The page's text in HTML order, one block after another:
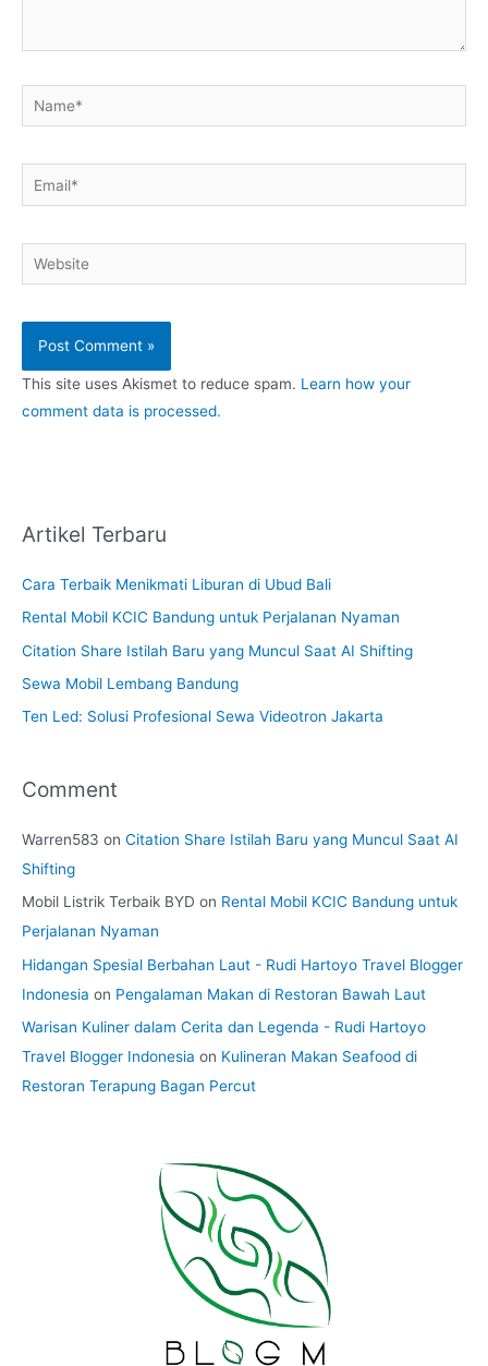
Name*
Email*
Website
This site uses Akismet to reduce spam. Learn how your
comment data is processed.
Artikel Terbaru
Cara Terbaik Menikmati Liburan di Ubud Bali
Rental Mobil KCIC Bandung untuk Perjalanan Nyaman
Citation Share Istilah Baru yang Muncul Saat AI Shifting
Sewa Mobil Lembang Bandung
Ten Led: Solusi Profesional Sewa Videotron Jakarta
Comment
Warren583 on Citation Share Istilah Baru yang Muncul Saat AI
Shifting
Mobil Listrik Terbaik BYD on Rental Mobil KCIC Bandung untuk
Perjalanan Nyaman
Hidangan Spesial Berbahan Laut - Rudi Hartoyo Travel Blogger
Indonesia on Pengalaman Makan di Restoran Bawah Laut
Warisan Kuliner dalam Cerita dan Legenda - Rudi Hartoyo
Travel Blogger Indonesia on Kulineran Makan Seafood di
Restoran Terapung Bagan Percut